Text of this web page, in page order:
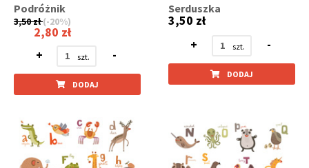
Podróżnik
3,50 zł (-20%)
2,80 zł
+
-
DODAJ
Serduszka
3,50 zł
+
-
DODAJ